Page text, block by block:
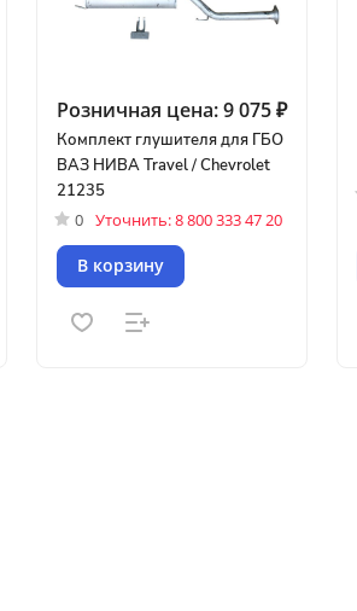
Розничная цена:9 075 ₽
Комплект глушителя для ГБО
ВАЗ НИВА Travel / Chevrolet
21235
0 Уточнить: 8 800 333 47 20
В корзину